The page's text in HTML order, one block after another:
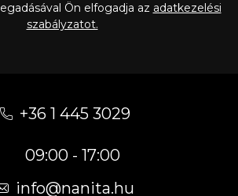
Ön elfogadja az adatkezelési
szabályzatot.
+36 1 445 3029
09:00 - 17:00
info@nanita.hu